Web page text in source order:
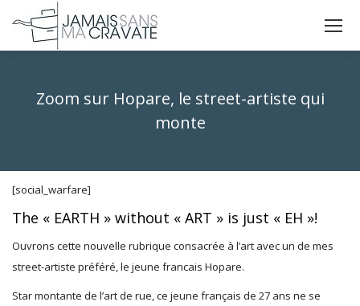
page
s'ouvre
page
s'ouvre
page
s'ouvre
Zoom sur Hopare, le street-artiste qui
monte
[social_warfare]
The « EARTH » without « ART » is just « EH »!
Ouvrons cette nouvelle rubrique consacrée à l’art avec un de mes
street-artiste préféré, le jeune francais Hopare.
Star montante de l’art de rue, ce jeune français de 27 ans ne se